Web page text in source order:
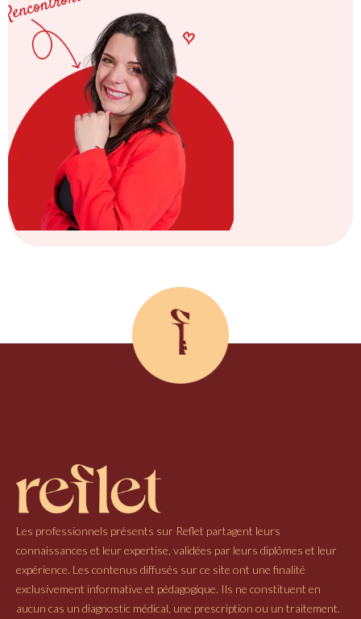
Les professionnels présents sur Reflet partagent leurs
connaissances et leur expertise, validées par leurs diplômes et leur
expérience. Les contenus diffusés sur ce site ont une finalité
exclusivement informative et pédagogique. Ils ne constituent en
aucun cas un diagnostic médical, une prescription ou un traitement.